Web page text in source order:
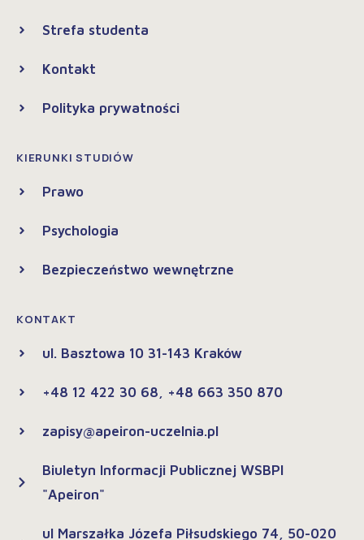
Strefa studenta
Kontakt
Polityka prywatności
KIERUNKI STUDIÓW
Prawo
Psychologia
Bezpieczeństwo wewnętrzne
KONTAKT
ul. Basztowa 10 31-143 Kraków
+48 12 422 30 68, +48 663 350 870
zapisy@apeiron-uczelnia.pl
Biuletyn Informacji Publicznej WSBPI
"Apeiron"
ul Marszałka Józefa Piłsudskiego 74, 50-020